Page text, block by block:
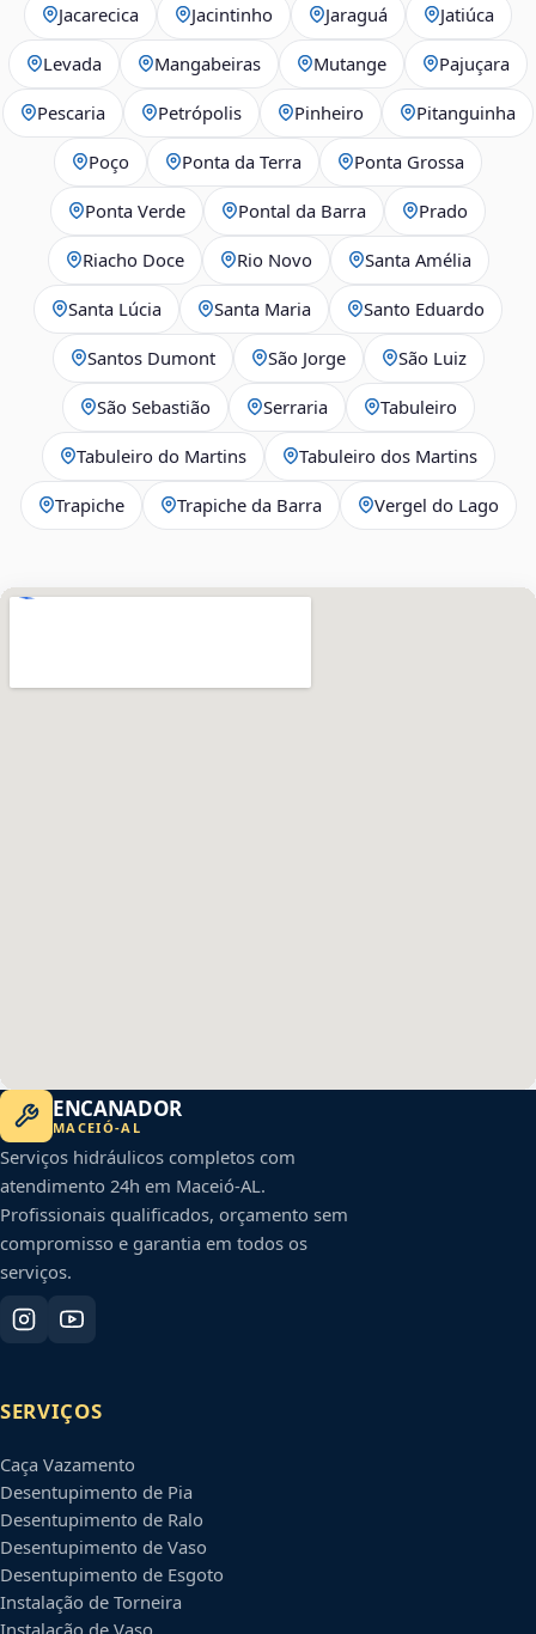
Jacarecica Jacintinho Jaraguá Jatiúca
Levada Mangabeiras Mutange Pajuçara
Pescaria Petrópolis Pinheiro Pitanguinha
Poço Ponta da Terra Ponta Grossa
Ponta Verde Pontal da Barra Prado
Riacho Doce Rio Novo Santa Amélia
Santa Lúcia Santa Maria Santo Eduardo
Santos Dumont São Jorge São Luiz
São Sebastião Serraria Tabuleiro
Tabuleiro do Martins Tabuleiro dos Martins
Trapiche Trapiche da Barra Vergel do Lago
ENCANADOR
MACEIÓ-AL
Serviços hidráulicos completos com
atendimento 24h em Maceió-AL.
Profissionais qualificados, orçamento sem
compromisso e garantia em todos os
serviços.
SERVIÇOS
Caça Vazamento
Desentupimento de Pia
Desentupimento de Ralo
Desentupimento de Vaso
Desentupimento de Esgoto
Instalação de Torneira
Instalação de Vaso